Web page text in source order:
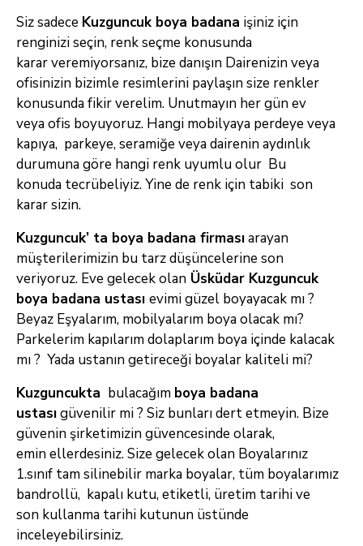
Siz sadece Kuzguncuk boya badana işiniz için
renginizi seçin, renk seçme konusunda
kararveremiyorsanız, bize danışın Dairenizin veya
ofisinizin bizimle resimlerini paylaşın size renkler
konusunda fikir verelim. Unutmayın her gün ev
veyaofis boyuyoruz. Hangi mobilyaya perdeye veya
kapıya, parkeye, seramiğe veya dairenin aydınlık
durumuna göre hangi renk uyumlu olur Bu
konuda tecrübeliyiz. Yine de renk için tabiki son
karar sizin.
Kuzguncuk’ ta boya badana firmasıarayan
müşterilerimizin bu tarz düşüncelerine son
veriyoruz. Eve gelecek olan Üsküdar Kuzguncuk
boya badana ustası evimi güzel boyayacak mı ?
Beyaz Eşyalarım, mobilyalarım boya olacak mı?
Parkelerim kapılarım dolaplarım boya içinde kalacak
mı ? Yada ustanın getireceği boyalar kaliteli mi?
Kuzguncukta bulacağım boya badana
ustasıgüvenilir mi ? Siz bunları dert etmeyin. Bize
güvenin şirketimizin güvencesinde olarak,
eminellerdesiniz. Size gelecek olan Boyalarınız
1.sınıf tam silinebilir marka boyalar, tüm boyalarımız
bandrollü, kapalı kutu, etiketli, üretim tarihi ve
son kullanma tarihi kutunun üstünde
inceleyebilirsiniz.